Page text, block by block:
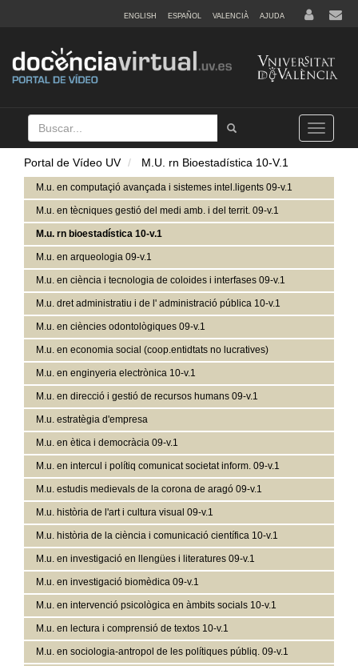
ENGLISH ESPAÑOL VALENCIÀ AJUDA
Buscar
Tramet
Toggle
navigation
Portal de Vídeo UV M.U. rn Bioestadística 10-V.1
M.u. en computaçió avançada i sistemes intel.ligents 09-v.1
M.u. en tècniques gestió del medi amb. i del territ. 09-v.1
M.u. rn bioestadística 10-v.1
M.u. en arqueologia 09-v.1
M.u. en ciència i tecnologia de coloides i interfases 09-v.1
M.u. dret administratiu i de l' administració pública 10-v.1
M.u. en ciències odontològiques 09-v.1
M.u. en economia social (coop.entidtats no lucratives)
M.u. en enginyeria electrònica 10-v.1
M.u. en direcció i gestió de recursos humans 09-v.1
M.u. estratègia d'empresa
M.u. en ètica i democràcia 09-v.1
M.u. en intercul i polítiq comunicat societat inform. 09-v.1
M.u. estudis medievals de la corona de aragó 09-v.1
M.u. història de l'art i cultura visual 09-v.1
M.u. història de la ciència i comunicació científica 10-v.1
M.u. en investigació en llengües i literatures 09-v.1
M.u. en investigació biomèdica 09-v.1
M.u. en intervenció psicològica en àmbits socials 10-v.1
M.u. en lectura i comprensió de textos 10-v.1
M.u. en sociologia-antropol de les polítiques públiq. 09-v.1